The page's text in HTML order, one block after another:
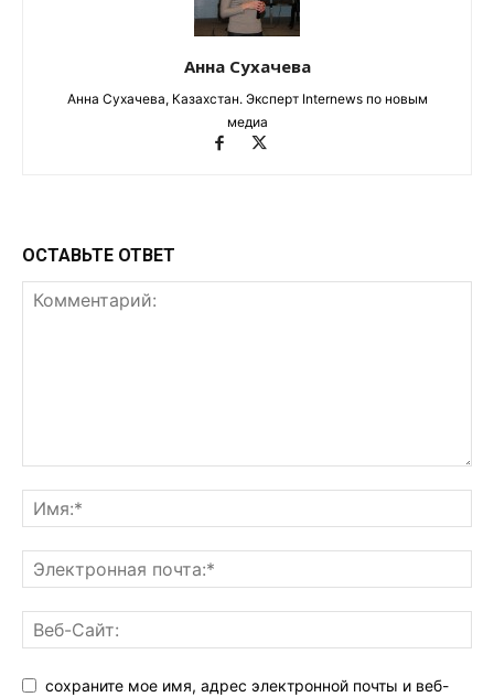
Анна Сухачева
Анна Сухачева, Казахстан. Эксперт Internews по новым
медиа
ОСТАВЬТЕ ОТВЕТ
сохраните мое имя, адрес электронной почты и веб-